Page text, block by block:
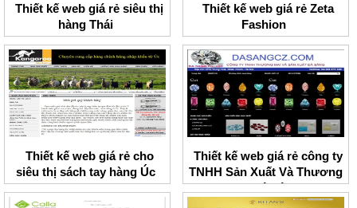
Thiết kế web giá rẻ siêu thị
hàng Thái
Thiết kế web giá rẻ Zeta
Fashion
Thiết kế web giá rẻ cho
siêu thị sách tay hàng Úc
Thiết kế web giá rẻ công ty
TNHH Sản Xuất Và Thương
Mại Đá Sáng